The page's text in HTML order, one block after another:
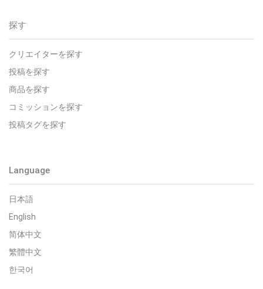
探す
クリエイターを探す
投稿を探す
商品を探す
コミッションを探す
投稿タグを探す
Language
日本語
English
简体中文
繁體中文
한국어